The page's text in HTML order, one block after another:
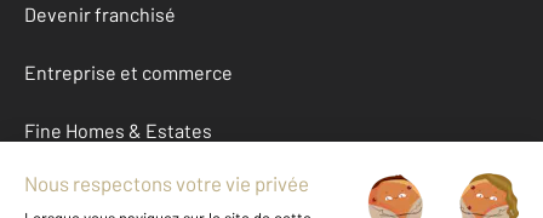
Devenir franchisé
Entreprise et commerce
Fine Homes & Estates
À propos